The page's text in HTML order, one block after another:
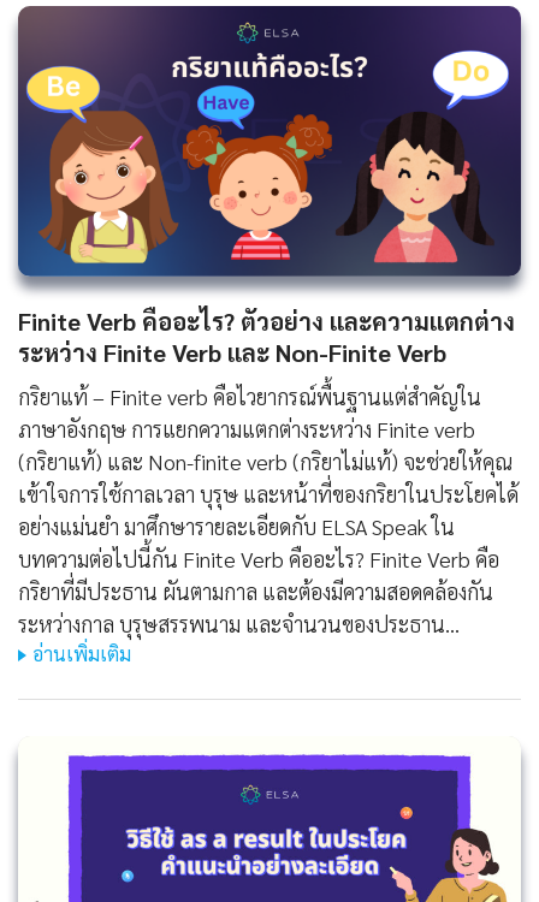
Finite Verb คืออะไร? ตัวอย่าง และความแตกต่าง
ระหว่าง Finite Verb และ Non-Finite Verb
กริยาแท้ – Finite verb คือไวยากรณ์พื้นฐานแต่สำคัญใน
ภาษาอังกฤษ การแยกความแตกต่างระหว่าง Finite verb
(กริยาแท้) และ Non-finite verb (กริยาไม่แท้) จะช่วยให้คุณ
เข้าใจการใช้กาลเวลา บุรุษ และหน้าที่ของกริยาในประโยคได้
อย่างแม่นยำ มาศึกษารายละเอียดกับ ELSA Speak ใน
บทความต่อไปนี้กัน Finite Verb คืออะไร? Finite Verb คือ
กริยาที่มีประธาน ผันตามกาล และต้องมีความสอดคล้องกัน
ระหว่างกาล บุรุษสรรพนาม และจำนวนของประธาน…
อ่านเพิ่มเติม